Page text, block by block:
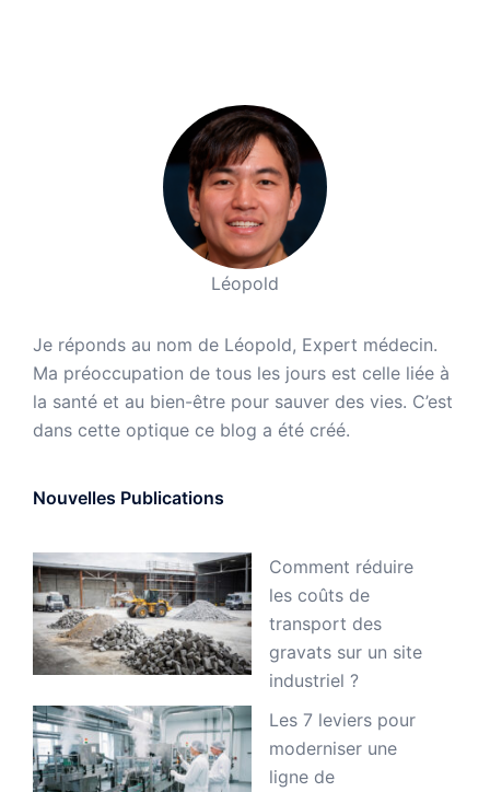
Léopold
Je réponds au nom de Léopold, Expert médecin.
Ma préoccupation de tous les jours est celle liée à
la santé et au bien-être pour sauver des vies. C’est
dans cette optique ce blog a été créé.
Nouvelles Publications
Comment réduire
les coûts de
transport des
gravats sur un site
industriel ?
Les 7 leviers pour
moderniser une
ligne de